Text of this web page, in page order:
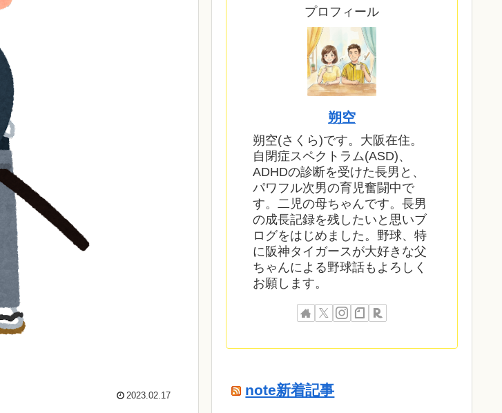
2023.02.17
プロフィール
朔空
朔空(さくら)です。大阪在住。
自閉症スペクトラム(ASD)、
ADHDの診断を受けた長男と、
パワフル次男の育児奮闘中で
す。二児の母ちゃんです。長男
の成長記録を残したいと思いブ
ログをはじめました。野球、特
に阪神タイガースが大好きな父
ちゃんによる野球話もよろしく
お願します。
note新着記事